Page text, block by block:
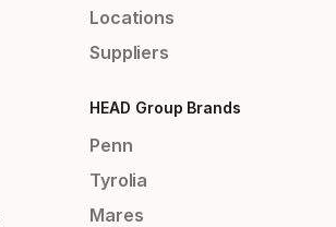
Locations
Suppliers
HEAD Group Brands
Penn
Tyrolia
Mares